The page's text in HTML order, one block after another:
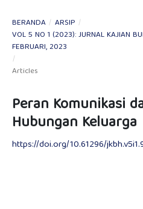
BERANDA / ARSIP /
VOL 5 NO 1 (2023): JURNAL KAJIAN
FEBRUARI, 2023
/
Articles
Peran Komunikasi
Hubungan Keluarga
https://doi.org/10.61296/